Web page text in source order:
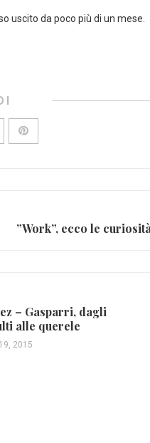
uscito da poco più di un mese.
– Gasparri, dagli
alle querele
2015